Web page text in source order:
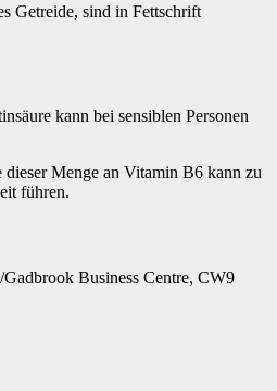
Getreide, sind in Fettschrift
kann bei sensiblen Personen
Menge an Vitamin B6 kann zu
führen.
Business Centre, CW9